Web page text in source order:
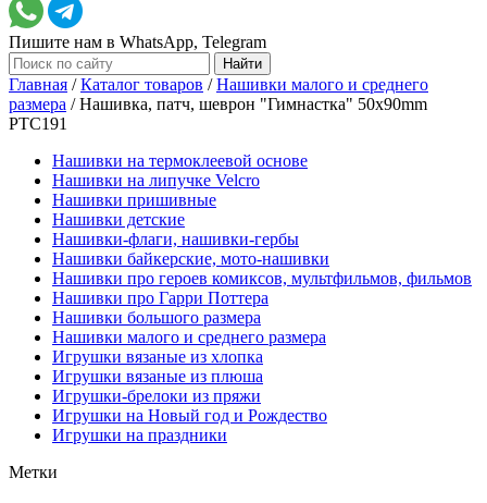
Пишите нам в WhatsApp, Telegram
Главная /Каталог товаров /Нашивки малого и среднего
размера /Нашивка, патч, шеврон "Гимнастка" 50x90mm
PTC191
Нашивки на термоклеевой основе
Нашивки на липучке Velcro
Нашивки пришивные
Нашивки детские
Нашивки-флаги, нашивки-гербы
Нашивки байкерские, мото-нашивки
Нашивки про героев комиксов, мультфильмов, фильмов
Нашивки про Гарри Поттера
Нашивки большого размера
Нашивки малого и среднего размера
Игрушки вязаные из хлопка
Игрушки вязаные из плюша
Игрушки-брелоки из пряжи
Игрушки на Новый год и Рождество
Игрушки на праздники
Метки